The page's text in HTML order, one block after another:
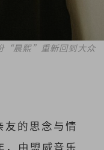
“晨熙”重新回到大众
友的思念与情
，由盟威音乐